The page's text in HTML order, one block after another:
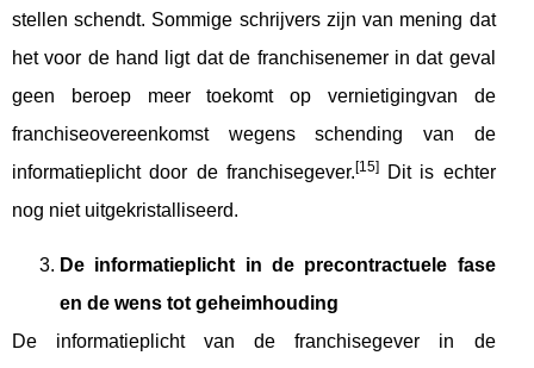
stellen schendt. Sommige schrijvers zijn van mening dat
het voor de hand ligt dat de franchisenemer in dat geval
geen beroep meer toekomt op vernietigingvan de
franchiseovereenkomst wegens schending van de
informatieplicht door de franchisegever.[15]Dit is echter
nog niet uitgekristalliseerd.
De informatieplicht in de precontractuele fase
en de wens tot geheimhouding
De informatieplicht van de franchisegever in de